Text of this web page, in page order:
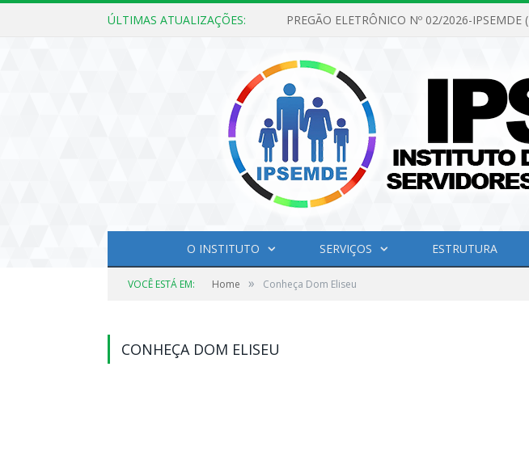
ÚLTIMAS ATUALIZAÇÕES:
O INSTITUTO SERVIÇOS ESTRUTURA
VOCÊ ESTÁ EM: Home » Conheça Dom Eliseu
CONHEÇA DOM ELISEU